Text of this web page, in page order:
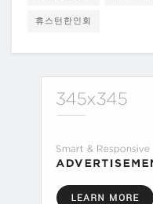
휴스턴한인회